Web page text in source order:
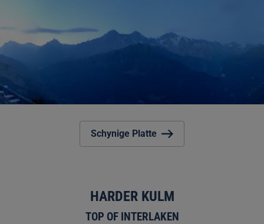
Schynige Platte
HARDER KULM
TOP OF INTERLAKEN